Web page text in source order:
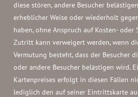
diese stören, andere Besucher
erheblicher Weise oder wiederholt
haben, ohne Anspruch auf Kosten- oder
Zutritt kann verweigert werden, wenn
Vermutung besteht, dass der Besucher
oder andere Besucher belästigen wird.
Kartenpreises erfolgt in diesen Fällen
lediglich den auf seiner Eintrittskarte